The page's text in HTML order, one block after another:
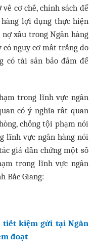
cơ chế, chính sách để
lợi dụng thực hiện
xấu trong Ngân hàng
có nguy cơ mất trắng do
có tài sản bảo đảm để
trong lĩnh vực ngân
có ý nghĩa rất quan
chống tội phạm nói
lĩnh vực ngân hàng nói
giả dẫn chứng một số
trong lĩnh vực ngân
Bắc Giang:
kiệm gửi tại Ngân
đoạt